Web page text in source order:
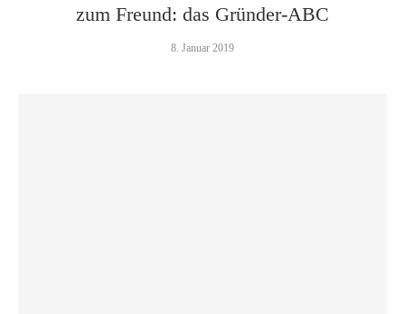
zum Freund: das Gründer-ABC
8. Januar 2019